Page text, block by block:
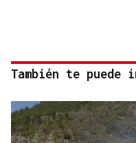
También te puede